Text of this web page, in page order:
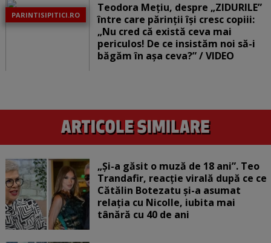
PARINTISIPITICI.RO
Teodora Mețiu, despre „ZIDURILE”
între care părinții își cresc copiii:
„Nu cred că există ceva mai
periculos! De ce insistăm noi să-i
băgăm în așa ceva?” / VIDEO
„Și-a găsit o muză de 18 ani”. Teo
Trandafir, reacție virală după ce ce
Cătălin Botezatu și-a asumat
relația cu Nicolle, iubita mai
tânără cu 40 de ani